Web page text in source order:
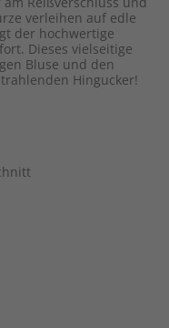
verleihen auf edle
der hochwertige
Dieses vielseitige
Bluse und den
Hingucker!